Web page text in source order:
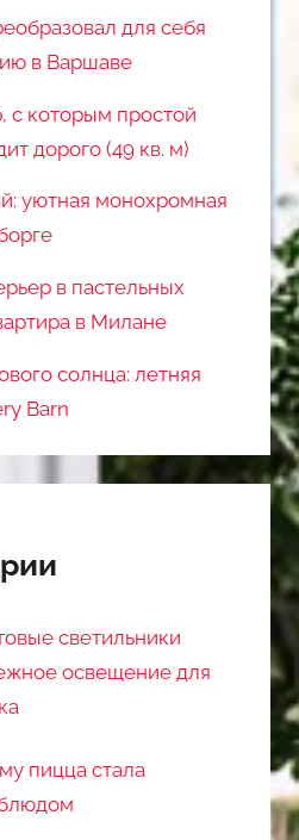
для себя
в Варшаве
с которым простой
дорого (49 кв. м)
уютная монохромная
в пастельных
в Милане
солнца: летняя
Barn
светильники
освещение для
пицца стала